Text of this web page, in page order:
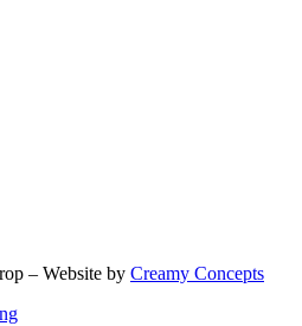
– Website by Creamy Concepts